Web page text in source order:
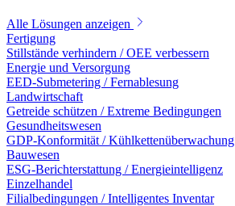
Alle Lösungen anzeigen
Fertigung
Stillstände verhindern / OEE verbessern
Energie und Versorgung
EED-Submetering / Fernablesung
Landwirtschaft
Getreide schützen / Extreme Bedingungen
Gesundheitswesen
GDP-Konformität / Kühlkettenüberwachung
Bauwesen
ESG-Berichterstattung / Energieintelligenz
Einzelhandel
Filialbedingungen / Intelligentes Inventar